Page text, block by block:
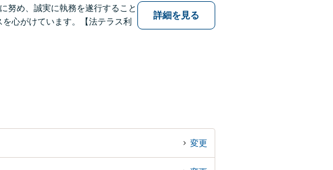
努め、誠実に執務を遂行すること
心がけています。【法テラス利
詳細を見る
変更